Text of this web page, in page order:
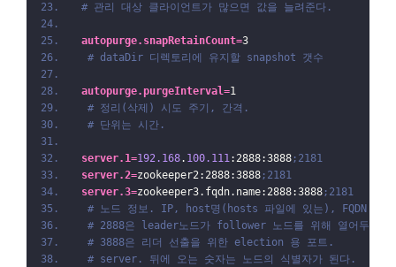
# 관리 대상 클라이언트가 많으면 값을 늘려준다.
autopurge.snapRetainCount=3
# dataDir 디렉토리에 유지할 snapshot 갯수
autopurge.purgeInterval=1
# 정리(삭제) 시도 주기, 간격.
# 단위는 시간.
server.1=192.168. 100.111:2888:3888 ;2181
server.2=zookeeper2:2888:3888 ;2181
server.3=zookeeper3.fqdn.name:2888:3888 ;2181
# 노드 정보. IP, host명(hosts 파일에 있는), FQDN 을
# 2888은 leader노드가 follower 노드를 위해 열어두는
# 3888은 리더 선출을 위한 election 용 포트.
# server. 뒤에 오는 숫자는 노드의 식별자가 된다.